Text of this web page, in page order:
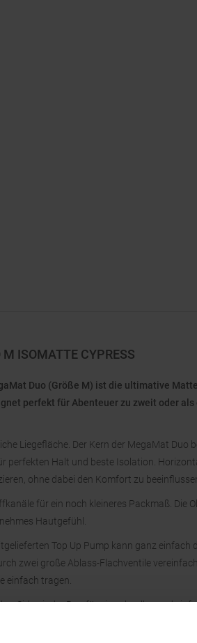
ISOMATTE CYPRESS
Duo (Größe M) ist die ultimative
perfekt für Abenteuer zu zweit oder als
Liegefläche. Der Kern der MegaMat Duo
perfekten Halt und beste Isolation.
ohne dabei den Komfort zu
für ein noch kleineres Packmaß. Die
Hautgefühl.
Top Up Pump kann ganz einfach
zwei große Ablass-Flachventile
einfach tragen.
Sidewinder Bag für ein schnelles und